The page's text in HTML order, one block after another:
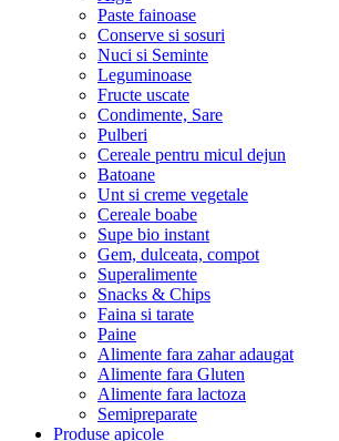
Paste fainoase
Conserve si sosuri
Nuci si Seminte
Leguminoase
Fructe uscate
Condimente, Sare
Pulberi
Cereale pentru micul dejun
Batoane
Unt si creme vegetale
Cereale boabe
Supe bio instant
Gem, dulceata, compot
Superalimente
Snacks & Chips
Faina si tarate
Paine
Alimente fara zahar adaugat
Alimente fara Gluten
Alimente fara lactoza
Semipreparate
Produse apicole